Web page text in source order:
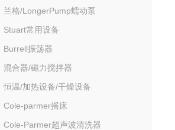
兰格/LongerPump蠕动泵
Stuart常用设备
Burrell振荡器
混合器/磁力搅拌器
恒温/加热设备/干燥设备
Cole-parmer摇床
Cole-Parmer超声波清洗器